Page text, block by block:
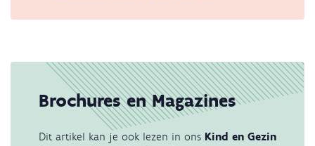
Brochures en Magazines
Dit artikel kan je ook lezen in ons Kind en Gezin